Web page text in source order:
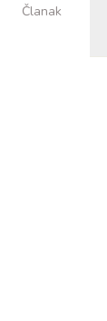
Članak